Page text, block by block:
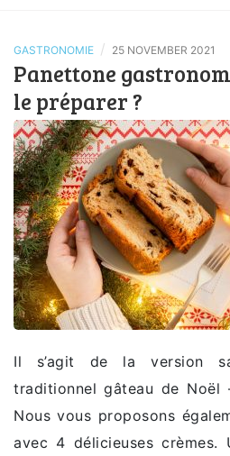
GASTRONOMIE / 25 NOVEMBER 2021
Panettone
le préparer ?
Il s’agit de la version
traditionnel gâteau de Noël
Nous vous proposons
avec 4 délicieuses